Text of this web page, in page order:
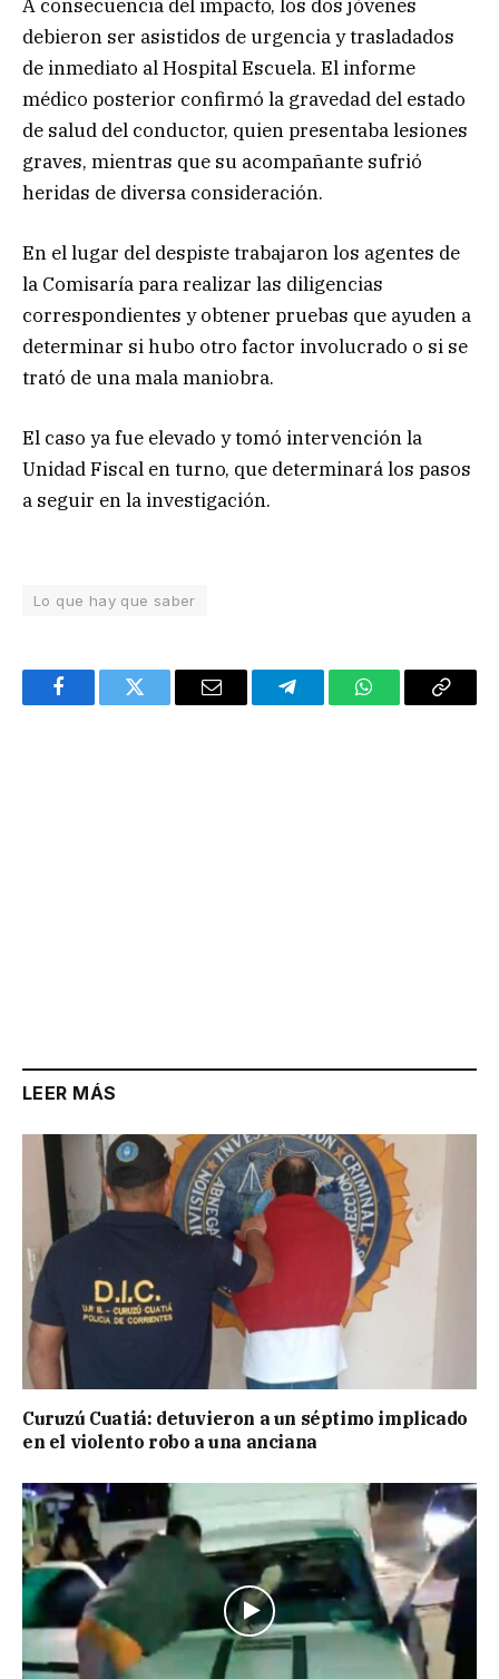
A consecuencia del impacto, los dos jóvenes
debieron ser asistidos de urgencia y trasladados
de inmediato al Hospital Escuela. El informe
médico posterior confirmó la gravedad del estado
de salud del conductor, quien presentaba lesiones
graves, mientras que su acompañante sufrió
heridas de diversa consideración.
En el lugar del despiste trabajaron los agentes de
la Comisaría para realizar las diligencias
correspondientes y obtener pruebas que ayuden a
determinar si hubo otro factor involucrado o si se
trató de una mala maniobra.
El caso ya fue elevado y tomó intervención la
Unidad Fiscal en turno, que determinará los pasos
a seguir en la investigación.
Lo que hay que saber
FacebookTwitter Email TelegramWhatsAppCopy
LEER MÁS
Curuzú Cuatiá: detuvieron a un séptimo implicado
en el violento robo a una anciana